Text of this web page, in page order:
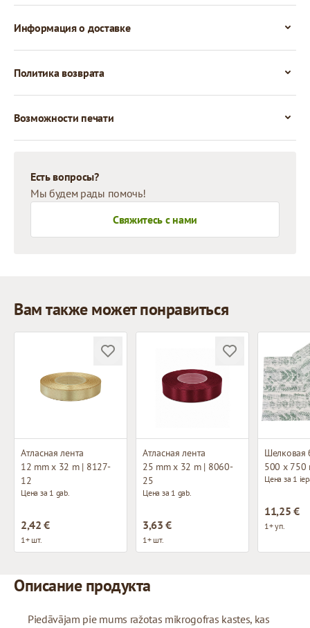
Информация о доставке
Политика возврата
Возможности печати
Есть вопросы?
Мы будем рады помочь!
Свяжитесь с нами
Вам также может понравиться
Атласная лента
12 mm x 32 m | 8127-
12
Цена за 1 gab.
2,42 €
1+ шт.
Атласная лента
25 mm x 32 m | 8060-
25
Цена за 1 gab.
3,63 €
1+ шт.
Шелковая
500 x 750
Цена за 1
11,25 €
1+ уп.
Описание продукта
Piedāvājam pie mums ražotas mikrogofras kastes, kas